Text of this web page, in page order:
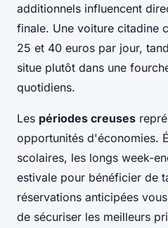
additionnels influencent
finale. Une voiture citadine
25 et 40 euros par jour,
situe plutôt dans une
quotidiens.
Les périodes creuses
opportunités d'économies.
scolaires, les longs week-
estivale pour bénéficier de
réservations anticipées
de sécuriser les meilleurs